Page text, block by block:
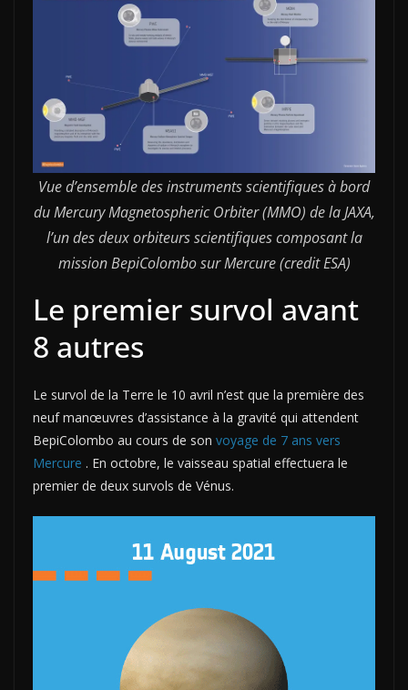
Vue d’ensemble des instruments scientifiques à bord
du Mercury Magnetospheric Orbiter (MMO) de la JAXA,
l’un des deux orbiteurs scientifiques composant la
mission BepiColombo sur Mercure (credit ESA)
Le premier survol avant
8 autres
Le survol de la Terre le 10 avril n’est que la première des
neuf manœuvres d’assistance à la gravité qui attendent
BepiColombo au cours de son voyage de 7 ans vers
Mercure . En octobre, le vaisseau spatial effectuera le
premier de deux survols de Vénus.